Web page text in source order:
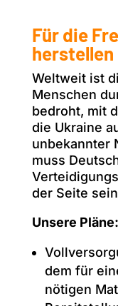
Für die
herstellen
Weltweit ist
Menschen
bedroht, mit
die Ukraine
unbekannter
muss
der Seite
Unsere Pläne:
dem für
nötigen